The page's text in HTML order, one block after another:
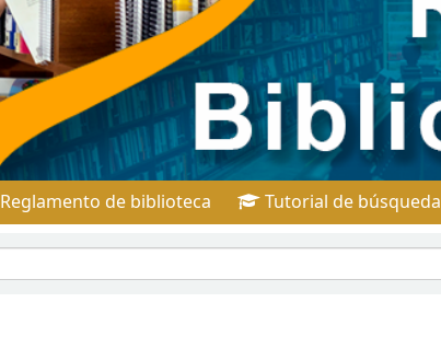
Reglamento de biblioteca Tutorial de búsqueda